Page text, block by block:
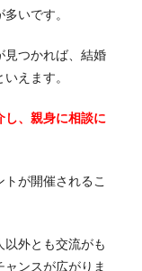
いです。
見つかれば、結婚
えます。
し、親身に相談に
が開催されるこ
以外とも交流がも
ンスが広がりま